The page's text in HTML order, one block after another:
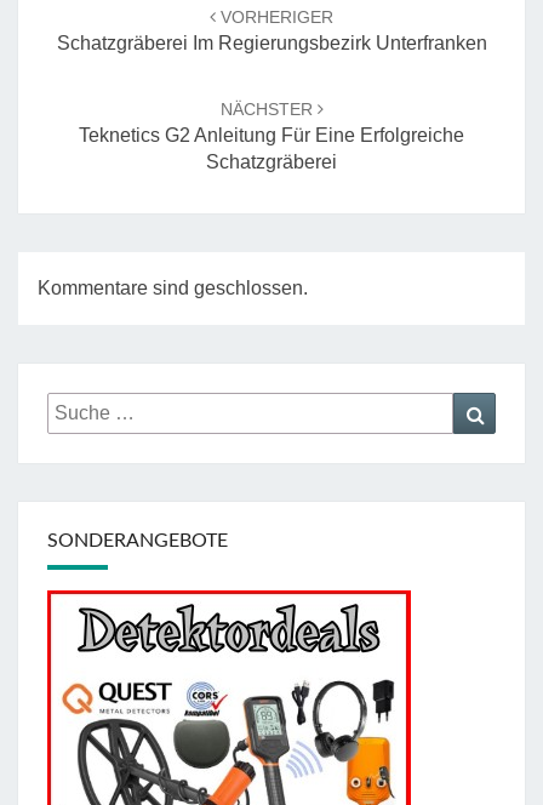
VORHERIGER
Schatzgräberei Im Regierungsbezirk Unterfranken
NÄCHSTER
Teknetics G2 Anleitung Für Eine Erfolgreiche
Schatzgräberei
Kommentare sind geschlossen.
Suche
nach:
SONDERANGEBOTE